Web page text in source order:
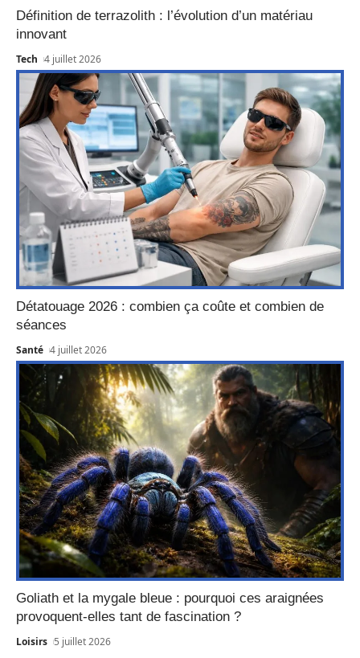
Définition de terrazolith : l’évolution d’un matériau
innovant
Tech 4 juillet 2026
Détatouage 2026 : combien ça coûte et combien de
séances
Santé 4 juillet 2026
Goliath et la mygale bleue : pourquoi ces araignées
provoquent-elles tant de fascination ?
Loisirs 5 juillet 2026